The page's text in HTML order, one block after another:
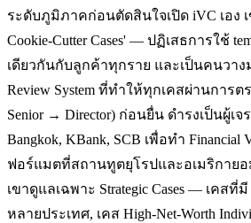
ระดับภูมิภาคก่อนตัดสินใจเปิด iVC เอง
Cookie-Cutter Cases' — ปฏิเสธการใช้
เดียวกันกับลูกค้าทุกราย และเป็นคนวาง
Review System ที่ทำให้ทุกเคสผ่านการต
Senior → Director) ก่อนยื่น ดำรงเป็นผู้เจ
Bangkok, KBank, SCB เพื่อทำ Financial
ฟอร์แมตที่สถานทูตยุโรปและอเมริกาย
เขาดูแลเฉพาะ Strategic Cases — เคสที่มี
หลายประเทศ, เคส High-Net-Worth